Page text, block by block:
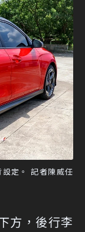
定。 記者陳威任
方，後行李